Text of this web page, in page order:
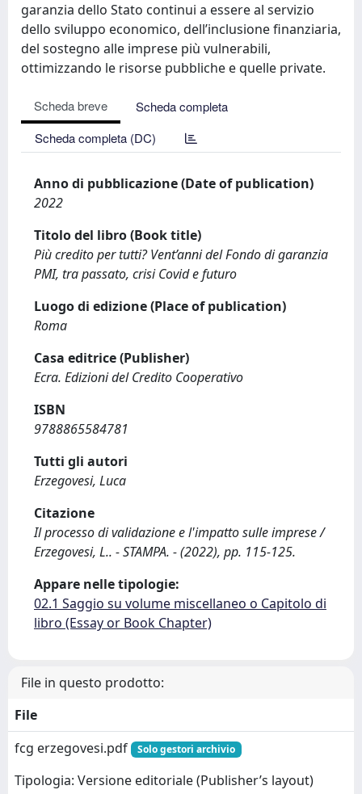
garanzia dello Stato continui a essere al servizio
dello sviluppo economico, dell’inclusione finanziaria,
del sostegno alle imprese più vulnerabili,
ottimizzando le risorse pubbliche e quelle private.
Scheda breve
Scheda completa
Scheda completa (DC)
Anno di pubblicazione (Date of publication)
2022
Titolo del libro (Book title)
Più credito per tutti? Vent’anni del Fondo di garanzia
PMI, tra passato, crisi Covid e futuro
Luogo di edizione (Place of publication)
Roma
Casa editrice (Publisher)
Ecra. Edizioni del Credito Cooperativo
ISBN
9788865584781
Tutti gli autori
Erzegovesi, Luca
Citazione
Il processo di validazione e l'impatto sulle imprese /
Erzegovesi, L.. - STAMPA. - (2022), pp. 115-125.
Appare nelle tipologie:
02.1 Saggio su volume miscellaneo o Capitolo di
libro (Essay or Book Chapter)
File in questo prodotto:
File
fcg erzegovesi.pdf
Solo gestori archivio
Tipologia: Versione editoriale (Publisher’s layout)